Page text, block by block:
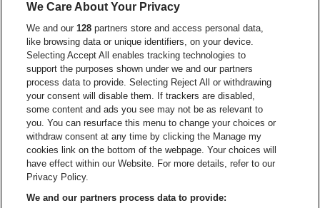
Ga naar de website van Coca-Cola
Ga naar de website van
Ga naar de
Ga naar de website van Champagne
Ga naar de website
Ga naar de website van Het
Ga naar de
Ga naar de website van Gazet
Ga naar de
Stadsschouwburg Antwerpen is een deel van be•at
Stadsschouwburg Antwerpen
Be-At Venues
We Care About Your Privacy
We and our128 partners store and access personal data,
like browsing data or unique identifiers, on your device.
Selecting Accept All enables tracking technologies to
support the purposes shown under we and our partners
process data to provide. Selecting Reject All or withdrawing
your consent will disable them. If trackers are disabled,
some content and ads you see may not be as relevant to
you. You can resurface this menu to change your choices or
withdraw consent at any time by clicking the Manage my
cookies link on the bottom of the webpage. Your choices will
have effect within our Website. For more details, refer to our
Privacy Policy.
We and our partners process data to provide: